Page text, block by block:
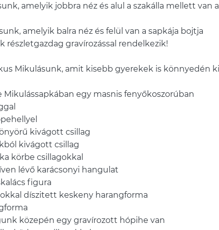
amelyik jobbra néz és alul a szakálla mellett van a
amelyik balra néz és felül van a sapkája bojtja
részletgazdag gravírozással rendelkezik!
Mikulásunk, amit kisebb gyerekek is könnyedén ki
Mikulássapkában egy masnis fenyőkoszorúban
kivágott csillag
kivágott csillag
körbe csillagokkal
lévő karácsonyi hangulat
figura
díszitett keskeny harangforma
közepén egy gravírozott hópihe van